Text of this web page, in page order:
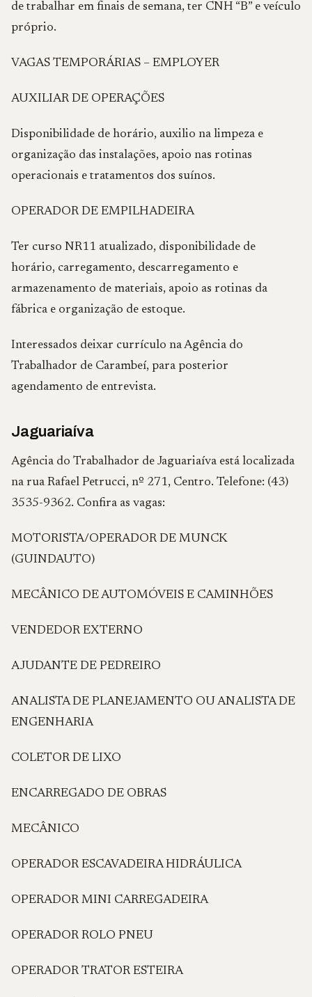
de trabalhar em finais de semana, ter CNH “B” e veículo
próprio.
VAGAS TEMPORÁRIAS – EMPLOYER
AUXILIAR DE OPERAÇÕES
Disponibilidade de horário, auxilio na limpeza e
organização das instalações, apoio nas rotinas
operacionais e tratamentos dos suínos.
OPERADOR DE EMPILHADEIRA
Ter curso NR11 atualizado, disponibilidade de
horário, carregamento, descarregamento e
armazenamento de materiais, apoio as rotinas da
fábrica e organização de estoque.
Interessados deixar currículo na Agência do
Trabalhador de Carambeí, para posterior
agendamento de entrevista.
Jaguariaíva
Agência do Trabalhador de Jaguariaíva está localizada
na rua Rafael Petrucci, nº 271, Centro. Telefone: (43)
3535-9362. Confira as vagas:
MOTORISTA/OPERADOR DE MUNCK
(GUINDAUTO)
MECÂNICO DE AUTOMÓVEIS E CAMINHÕES
VENDEDOR EXTERNO
AJUDANTE DE PEDREIRO
ANALISTA DE PLANEJAMENTO OU ANALISTA DE
ENGENHARIA
COLETOR DE LIXO
ENCARREGADO DE OBRAS
MECÂNICO
OPERADOR ESCAVADEIRA HIDRÁULICA
OPERADOR MINI CARREGADEIRA
OPERADOR ROLO PNEU
OPERADOR TRATOR ESTEIRA